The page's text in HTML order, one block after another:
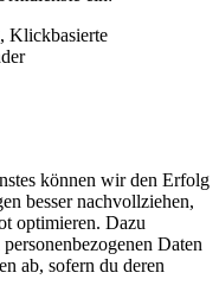
Klickbasierte
können wir den Erfolg
besser nachvollziehen,
optimieren. Dazu
Daten
ab, sofern du deren